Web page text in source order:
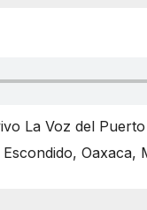
La Voz del
Oaxaca,